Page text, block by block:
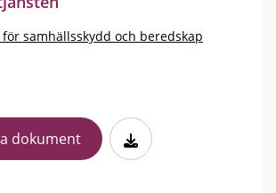
samhällsskydd och beredskap
dokument